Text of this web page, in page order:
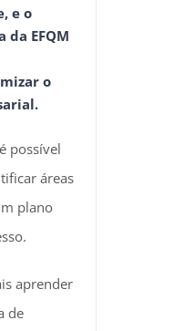
e o
da EFQM
o
possível
áreas
plano
aprender
de